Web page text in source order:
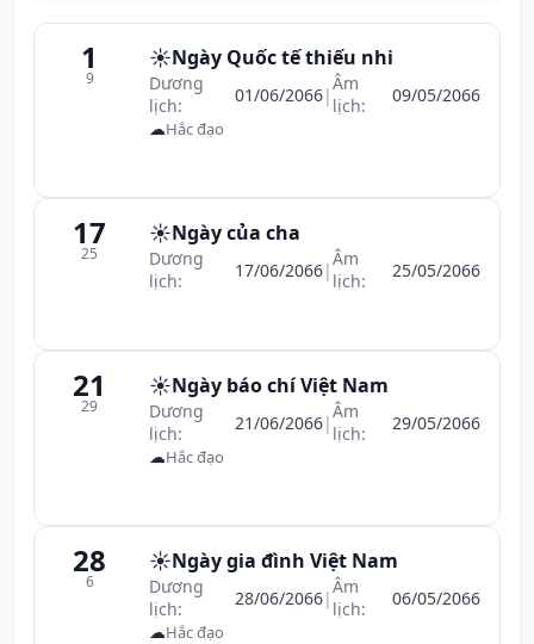
1
9
☀️Ngày Quốc tế thiếu nhi
Dương
lịch:
01/06/2066|Âm
lịch:
09/05/2066
☁Hắc đạo
17
25
☀️Ngày của cha
Dương
lịch:
17/06/2066|Âm
lịch:
25/05/2066
21
29
☀️Ngày báo chí Việt Nam
Dương
lịch:
21/06/2066|Âm
lịch:
29/05/2066
☁Hắc đạo
28
6
☀️Ngày gia đình Việt Nam
Dương
lịch:
28/06/2066|Âm
lịch:
06/05/2066
☁Hắc đạo